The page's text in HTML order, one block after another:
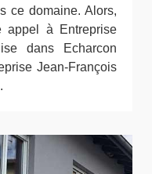
ce domaine. Alors,
appel à Entreprise
dans Echarcon
Jean-François